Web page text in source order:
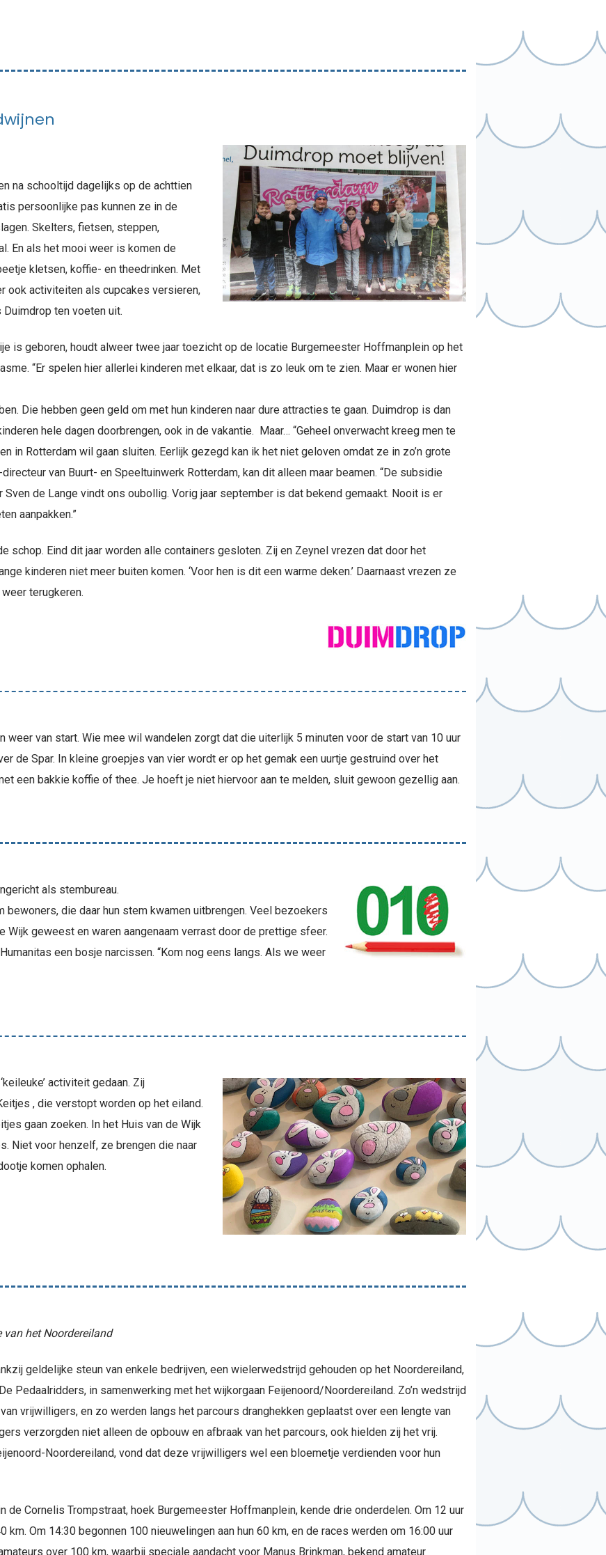
na schooltijd dagelijks op de achttien
persoonlijke pas kunnen ze in de
Skelters, fietsen, steppen,
En als het mooi weer is komen de
kletsen, koffie- en theedrinken. Met
ook activiteiten als cupcakes versieren,
ten voeten uit.
is geboren, houdt alweer twee jaar toezicht op de locatie Burgemeester Hoffmanplein op het
“Er spelen hier allerlei kinderen met elkaar, dat is zo leuk om te zien. Maar er wonen hier
Die hebben geen geld om met hun kinderen naar dure attracties te gaan. Duimdrop is dan
hele dagen doorbrengen, ook in de vakantie. Maar… “Geheel onverwacht kreeg men te
in Rotterdam wil gaan sluiten. Eerlijk gezegd kan ik het niet geloven omdat ze in zo’n grote
van Buurt- en Speeltuinwerk Rotterdam, kan dit alleen maar beamen. “De subsidie
de Lange vindt ons oubollig. Vorig jaar september is dat bekend gemaakt. Nooit is er
aanpakken.”
schop. Eind dit jaar worden alle containers gesloten. Zij en Zeynel vrezen dat door het
kinderen niet meer buiten komen. ‘Voor hen is dit een warme deken.’ Daarnaast vrezen ze
terugkeren.
weer van start. Wie mee wil wandelen zorgt dat die uiterlijk 5 minuten voor de start van 10 uur
de Spar. In kleine groepjes van vier wordt er op het gemak een uurtje gestruind over het
een bakkie koffie of thee. Je hoeft je niet hiervoor aan te melden, sluit gewoon gezellig aan.
als stembureau.
bewoners, die daar hun stem kwamen uitbrengen. Veel bezoekers
Wijk geweest en waren aangenaam verrast door de prettige sfeer.
een bosje narcissen. “Kom nog eens langs. Als we weer
activiteit gedaan. Zij
, die verstopt worden op het eiland.
gaan zoeken. In het Huis van de Wijk
Niet voor henzelf, ze brengen die naar
komen ophalen.
van het Noordereiland
geldelijke steun van enkele bedrijven, een wielerwedstrijd gehouden op het Noordereiland,
Pedaalridders, in samenwerking met het wijkorgaan Feijenoord/Noordereiland. Zo’n wedstrijd
vrijwilligers, en zo werden langs het parcours dranghekken geplaatst over een lengte van
verzorgden niet alleen de opbouw en afbraak van het parcours, ook hielden zij het vrij.
Noordereiland, vond dat deze vrijwilligers wel een bloemetje verdienden voor hun
Cornelis Trompstraat, hoek Burgemeester Hoffmanplein, kende drie onderdelen. Om 12 uur
Om 14:30 begonnen 100 nieuwelingen aan hun 60 km, en de races werden om 16:00 uur
over 100 km, waarbij speciale aandacht voor Manus Brinkman, bekend amateur